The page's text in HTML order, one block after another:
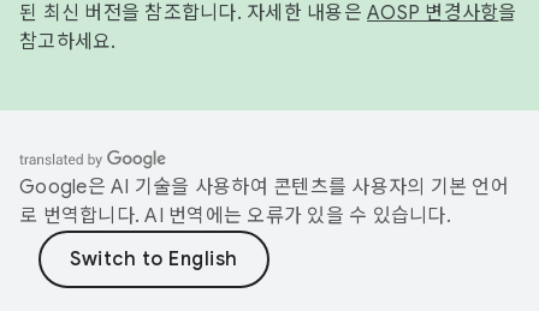
된 최신 버전을 참조합니다. 자세한 내용은 AOSP 변경사항을
참고하세요.
Google은 AI 기술을 사용하여 콘텐츠를 사용자의 기본 언어
로 번역합니다. AI 번역에는 오류가 있을 수 있습니다.